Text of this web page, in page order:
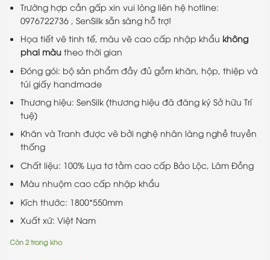
Trường hợp cần gấp xin vui lòng liên hệ hotline:
0976722736 , SenSilk sẵn sàng hỗ trợ!
Họa tiết vẽ tinh tế, màu vẽ cao cấp nhập khẩu không
phai màu theo thời gian
Đóng gói: bộ sản phẩm đầy đủ gồm khăn, hộp, thiệp và
túi giấy handmade
Thương hiệu: SenSilk (thương hiệu đã đăng ký Sở hữu Trí
tuệ)
Khăn và Tranh được vẽ bởi nghệ nhân làng nghề truyền
thống
Chất liệu: 100% Lụa tơ tằm cao cấp Bảo Lộc, Lâm Đồng
Màu nhuộm cao cấp nhập khẩu
Kích thước: 1800*550mm
Xuất xứ: Việt Nam
Còn 2 trong kho